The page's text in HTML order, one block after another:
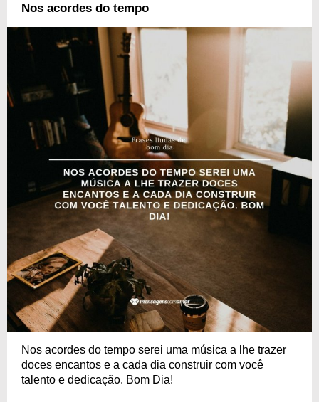
Nos acordes do tempo
Nos acordes do tempo serei uma música a lhe trazer
doces encantos e a cada dia construir com você
talento e dedicação. Bom Dia!